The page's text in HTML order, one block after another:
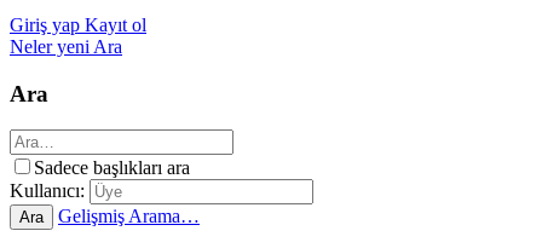
Giriş yap Kayıt ol
Neler yeni Ara
Ara
Sadece başlıkları ara
Kullanıcı:
Ara Gelişmiş Arama…